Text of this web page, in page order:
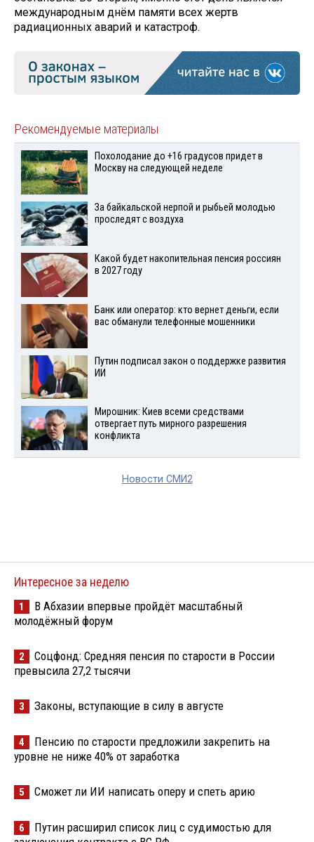
международным днём памяти всех жертв
радиационных аварий и катастроф.
Рекомендуемые материалы
Похолодание до +16 градусов придет в
Москву на следующей неделе
За байкальской нерпой и рыбьей молодью
проследят с воздуха
Какой будет накопительная пенсия россиян
в 2027 году
Банк или оператор: кто вернет деньги, если
вас обманули телефонные мошенники
Путин подписал закон о поддержке развития
ИИ
Мирошник: Киев всеми средствами
отвергает путь мирного разрешения
конфликта
Новости СМИ2
Интересное за неделю
1
В Абхазии впервые пройдёт масштабный
молодёжный форум
2
Соцфонд: Средняя пенсия по старости в России
превысила 27,2 тысячи
3 Законы, вступающие в силу в августе
4
Пенсию по старости предложили закрепить на
уровне не ниже 40% от заработка
5 Сможет ли ИИ написать оперу и спеть арию
6
Путин расширил список лиц с судимостью для